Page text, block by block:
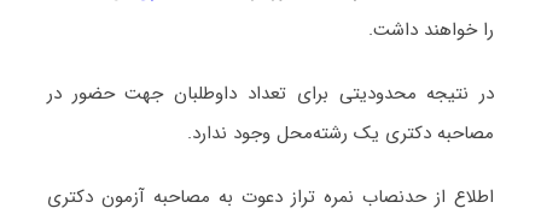
را خواهند داشت.
در نتیجه محدودیتی برای تعداد داوطلبان جهت حضور در
مصاحبه دکتری یک رشته‌محل وجود ندارد.
اطلاع از حدنصاب نمره تراز دعوت به مصاحبه آزمون دکتری